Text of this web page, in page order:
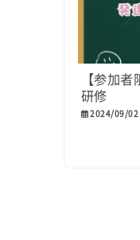
【参加
研修
2024/09/02